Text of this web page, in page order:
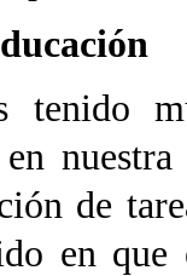
en
de
en